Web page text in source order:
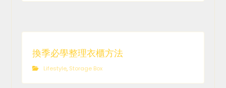
換季必學整理衣櫃方法
Lifestyle, Storage Box